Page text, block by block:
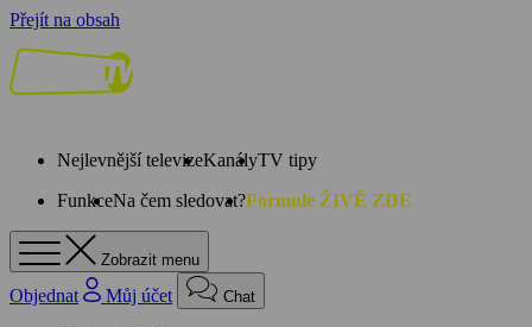
Přejít na obsah
Nejlevnější televizeKanályTV tipy
FunkceNa čem sledovat?Formule ŽIVĚ ZDE
Zobrazit menu
Objednat Můj účet Chat